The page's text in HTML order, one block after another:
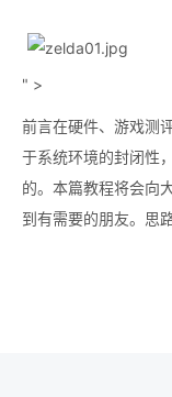
" >
前言在硬件、游戏测
于系统环境的封闭性
的。本篇教程将会向
到有需要的朋友。思